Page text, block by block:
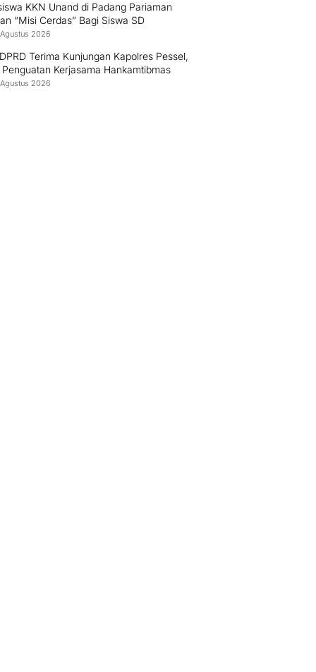
KKN Unand di Padang Pariaman
“Misi Cerdas” Bagi Siswa SD
2026
Terima Kunjungan Kapolres Pessel,
Penguatan Kerjasama Hankamtibmas
2026